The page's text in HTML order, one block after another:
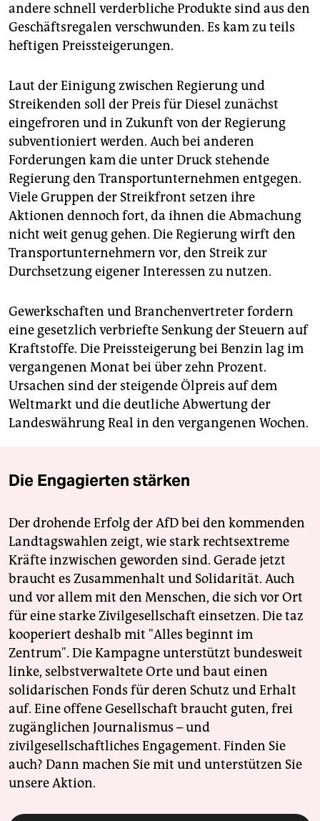
andere schnell verderbliche Produkte sind aus den
Geschäftsregalen verschwunden. Es kam zu teils
heftigen Preissteigerungen.
Laut der Einigung zwischen Regierung und
Streikenden soll der Preis für Diesel zunächst
eingefroren und in Zukunft von der Regierung
subventioniert werden. Auch bei anderen
Forderungen kam die unter Druck stehende
Regierung den Transportunternehmen entgegen.
Viele Gruppen der Streikfront setzen ihre
Aktionen dennoch fort, da ihnen die Abmachung
nicht weit genug gehen. Die Regierung wirft den
Transportunternehmern vor, den Streik zur
Durchsetzung eigener Interessen zu nutzen.
Gewerkschaften und Branchenvertreter fordern
eine gesetzlich verbriefte Senkung der Steuern auf
Kraftstoffe. Die Preissteigerung bei Benzin lag im
vergangenen Monat bei über zehn Prozent.
Ursachen sind der steigende Ölpreis auf dem
Weltmarkt und die deutliche Abwertung der
Landeswährung Real in den vergangenen Wochen.
Die Engagierten stärken
Der drohende Erfolg der AfD bei den kommenden
Landtagswahlen zeigt, wie stark rechtsextreme
Kräfte inzwischen geworden sind. Gerade jetzt
braucht es Zusammenhalt und Solidarität. Auch
und vor allem mit den Menschen, die sich vor Ort
für eine starke Zivilgesellschaft einsetzen. Die taz
kooperiert deshalb mit "Alles beginnt im
Zentrum". Die Kampagne unterstützt bundesweit
linke, selbstverwaltete Orte und baut einen
solidarischen Fonds für deren Schutz und Erhalt
auf. Eine offene Gesellschaft braucht guten, frei
zugänglichen Journalismus – und
zivilgesellschaftliches Engagement. Finden Sie
auch? Dann machen Sie mit und unterstützen Sie
unsere Aktion.